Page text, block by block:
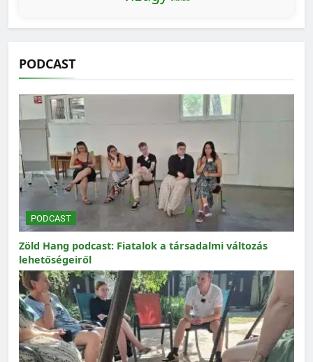
PODCAST
PODCAST
Zöld Hang podcast: Fiatalok a társadalmi változás
lehetőségeiről